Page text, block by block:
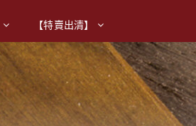
【特賣出清】